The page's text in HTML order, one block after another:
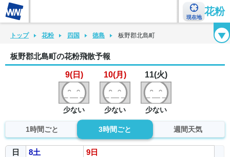
現在地
花粉
花粉カレンダー 花粉図鑑 花粉症チェックシート 花粉症ハンドブック
トップ 花粉 四国 徳島 板野郡北島町
板野郡北島町の花粉飛散予報
9(日)
少ない
10(月)
少ない
11(火)
少ない
1時間ごと 3時間ごと 週間天気
日
8土
9 日